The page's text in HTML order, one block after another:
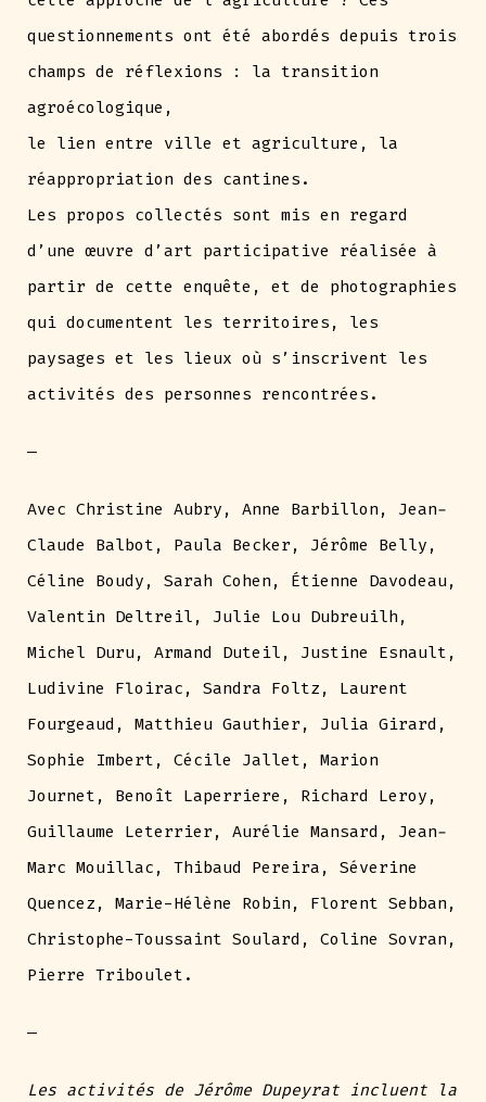
questionnements ont été abordés depuis trois
champs de réflexions : la transition
agroécologique,
le lien entre ville et agriculture, la
réappropriation des cantines.
Les propos collectés sont mis en regard
d’une œuvre d’art participative réalisée à
partir de cette enquête, et de photographies
qui documentent les territoires, les
paysages et les lieux où s’inscrivent les
activités des personnes rencontrées.
—
Avec Christine Aubry, Anne Barbillon, Jean-
Claude Balbot, Paula Becker, Jérôme Belly,
Céline Boudy, Sarah Cohen, Étienne Davodeau,
Valentin Deltreil, Julie Lou Dubreuilh,
Michel Duru, Armand Duteil, Justine Esnault,
Ludivine Floirac, Sandra Foltz, Laurent
Fourgeaud, Matthieu Gauthier, Julia Girard,
Sophie Imbert, Cécile Jallet, Marion
Journet, Benoît Laperriere, Richard Leroy,
Guillaume Leterrier, Aurélie Mansard, Jean-
Marc Mouillac, Thibaud Pereira, Séverine
Quencez, Marie-Hélène Robin, Florent Sebban,
Christophe-Toussaint Soulard, Coline Sovran,
Pierre Triboulet.
—
Les activités de Jérôme Dupeyrat incluent la